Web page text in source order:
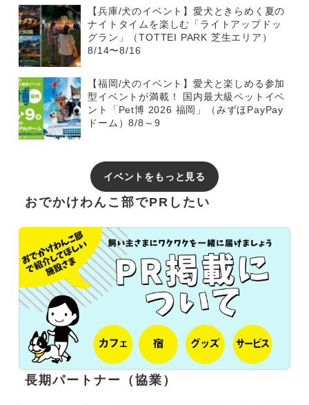
【兵庫/犬のイベント】愛犬ときらめく夏の
ナイトタイムを楽しむ「ライトアップドッ
グラン」（TOTTEI PARK 芝生エリア）
8/14〜8/16
【福岡/犬のイベント】愛犬と楽しめる参加
型イベントが満載！ 国内最大級ペットイベ
ント「Pet博 2026 福岡」（みずほPayPay
ドーム）8/8～9
イベントをもっと見る
おでかけわんこ部でPRしたい
長期パートナー（協業）